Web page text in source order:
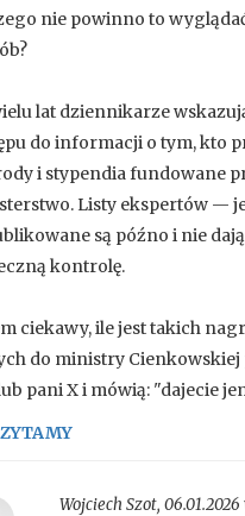
nie powinno to
lat dziennikarze
do informacji o tym, kto
i stypendia fundowane
Listy ekspertów —
są późno i nie
kontrolę.
ciekawy, ile jest takich
do ministry
pani X i mówią: "dajecie
Wojciech Szot,